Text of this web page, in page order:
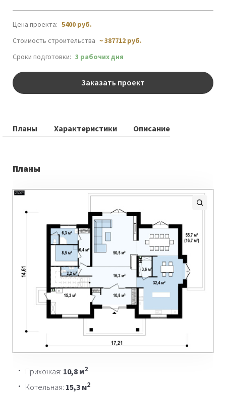
Цена проекта: 5400 руб.
Стоимость строительства ~ 387712 руб.
Сроки подготовки: 3 рабочих дня
Заказать проект
Планы Характеристики Описание
Планы
Прихожая: 10,8 м2
Котельная: 15,3 м2